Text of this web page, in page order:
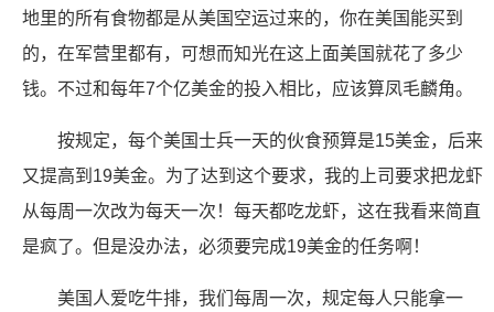
地里的所有食物都是从美国空运过来的，你在美国能买到
的，在军营里都有，可想而知光在这上面美国就花了多少
钱。不过和每年7个亿美金的投入相比，应该算凤毛麟角。
按规定，每个美国士兵一天的伙食预算是15美金，后来
又提高到19美金。为了达到这个要求，我的上司要求把龙虾
从每周一次改为每天一次！每天都吃龙虾，这在我看来简直
是疯了。但是没办法，必须要完成19美金的任务啊！
美国人爱吃牛排，我们每周一次，规定每人只能拿一